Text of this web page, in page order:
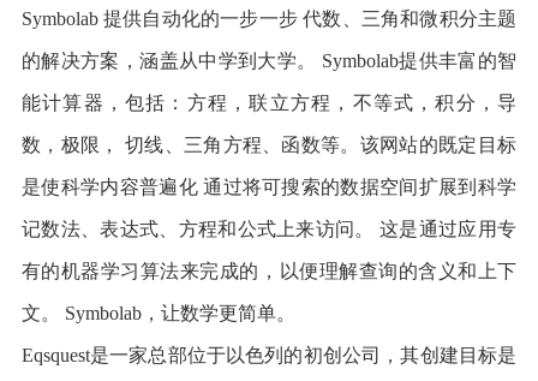
Symbolab 提供自动化的一步一步 代数、三角和微积分主题
的解决方案，涵盖从中学到大学。 Symbolab提供丰富的智
能计算器，包括：方程，联立方程，不等式，积分，导
数，极限， 切线、三角方程、函数等。该网站的既定目标
是使科学内容普遍化 通过将可搜索的数据空间扩展到科学
记数法、表达式、方程和公式上来访问。 这是通过应用专
有的机器学习算法来完成的，以便理解查询的含义和上下
文。 Symbolab，让数学更简单。
Eqsquest是一家总部位于以色列的初创公司，其创建目标是